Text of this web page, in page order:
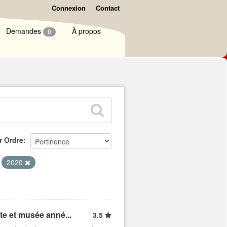
Connexion Contact
Demandes 0 À propos
Ordre
2020
et musée anné...
3.5